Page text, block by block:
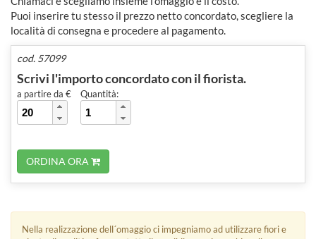
Puoi inserire tu stesso il prezzo netto concordato, scegliere la
località di consegna e procedere al pagamento.
cod. 57099
Scrivi l'importo concordato con il fiorista.
a partire da € Quantità:
ORDINA ORA
Nella realizzazione dell´omaggio ci impegniamo ad utilizzare fiori e